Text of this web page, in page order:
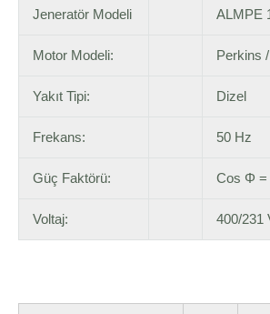
Jeneratör Modeli ALMPE
Motor Modeli: Perkins
Yakıt Tipi: Dizel
Frekans: 50 Hz
Güç Faktörü: Cos Φ =
Voltaj: 400/231